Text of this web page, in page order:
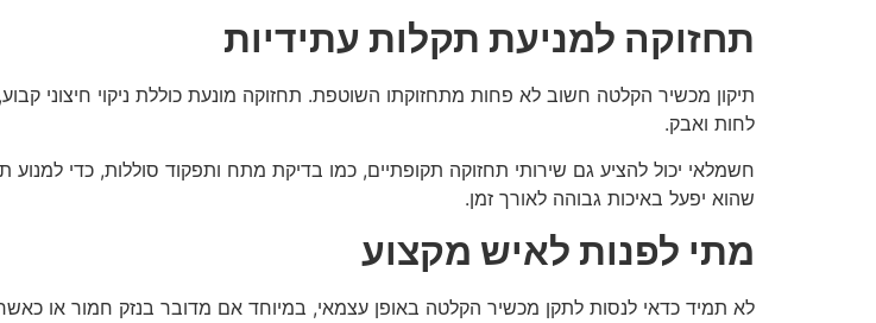
תחזוקה למניעת תקלות עתידיות
תיקון מכשיר הקלטה חשוב לא פחות מתחזוקתו השוטפת. תחזוקה מונעת כוללת ניקוי חיצוני
לחות ואבק.
חשמלאי יכול להציע גם שירותי תחזוקה תקופתיים, כמו בדיקת מתח ותפקוד סוללות, כדי
שהוא יפעל באיכות גבוהה לאורך זמן.
מתי לפנות לאיש מקצוע
לא תמיד כדאי לנסות לתקן מכשיר הקלטה באופן עצמאי, במיוחד אם מדובר בנזק חמור או